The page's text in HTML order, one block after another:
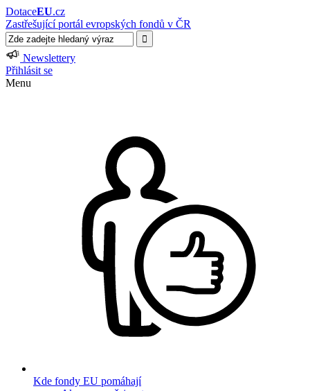
DotaceEU.cz
Zastřešující portál evropských fondů v ČR
Newslettery
Přihlásit se
Menu
Kde fondy EU pomáhají